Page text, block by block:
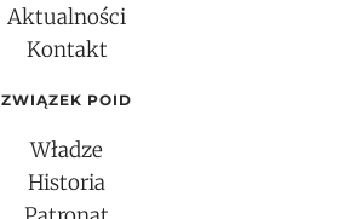
Aktualności
Kontakt
ZWIĄZEK POID
Władze
Historia